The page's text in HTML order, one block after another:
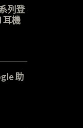
列登
耳機
助